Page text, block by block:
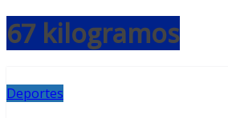
67 kilogramos
Deportes